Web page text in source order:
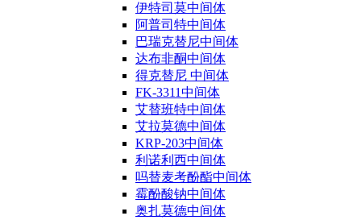
伊特司莫中间体
阿普司特中间体
巴瑞克替尼中间体
达布非酮中间体
得克替尼 中间体
FK-3311中间体
艾替班特中间体
艾拉莫德中间体
KRP-203中间体
利诺利西中间体
吗替麦考酚酯中间体
霉酚酸钠中间体
奥扎莫德中间体